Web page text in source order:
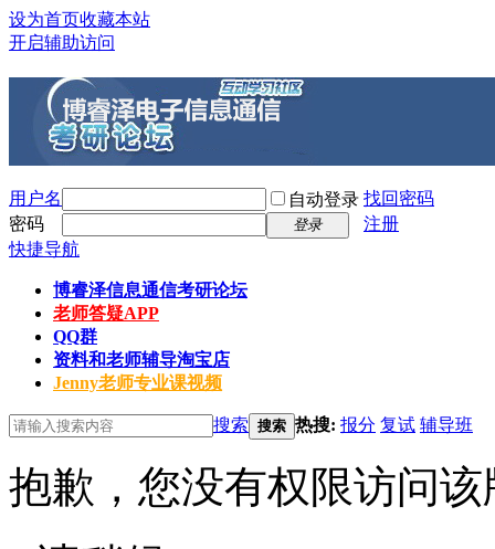
设为首页收藏本站
开启辅助访问
用户名 自动登录 找回密码
密码
登录
注册
快捷导航
博睿泽信息通信考研论坛
老师答疑APP
QQ群
资料和老师辅导淘宝店
Jenny老师专业课视频
搜索 搜索 热搜: 报分 复试 辅导班
抱歉，您没有权限访问该